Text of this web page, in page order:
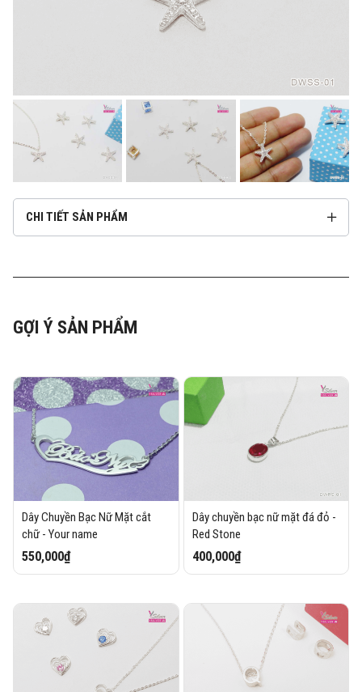
CHI TIẾT SẢN PHẨM
GỢI Ý SẢN PHẨM
Dây Chuyền Bạc Nữ Mặt cắt
chữ - Your name
550,000₫
Dây chuyền bạc nữ mặt đá đỏ -
Red Stone
400,000₫